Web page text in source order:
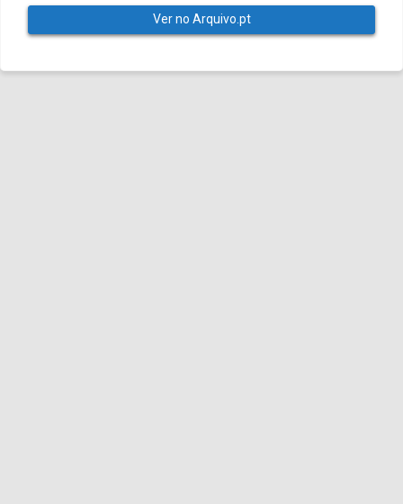
Ver no Arquivo.pt